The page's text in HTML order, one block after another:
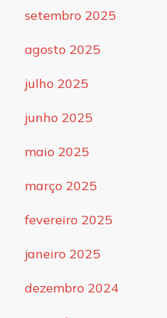
setembro 2025
agosto 2025
julho 2025
junho 2025
maio 2025
março 2025
fevereiro 2025
janeiro 2025
dezembro 2024